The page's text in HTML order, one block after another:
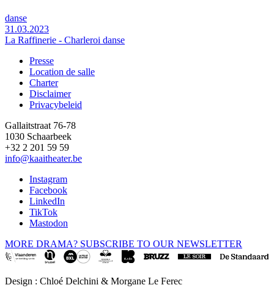
danse
31.03.2023
La Raffinerie - Charleroi danse
Footer
Presse
Location de salle
Charter
Disclaimer
Privacybeleid
Gallaitstraat 76-78
1030 Schaarbeek
+32 2 201 59 59
info@kaaitheater.be
Instagram
Facebook
LinkedIn
TikTok
Mastodon
MORE DRAMA? SUBSCRIBE TO OUR NEWSLETTER
Design : Chloé Delchini & Morgane Le Ferec